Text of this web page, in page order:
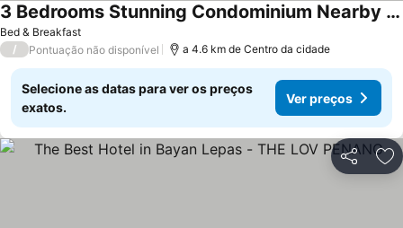
Bed & Breakfast
3 Bedrooms Stunning Condominium Nearby Airport, Usm And Queensbay
Ver preços
/ Pontuação não disponível a 4.6 km de Centro da cidade
Selecione as datas para ver os preços
exatos.
Ver preços
Partilhar